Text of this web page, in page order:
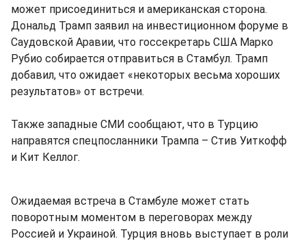
может присоединиться и американская сторона.
Дональд Трамп заявил на инвестиционном форуме в
Саудовской Аравии, что госсекретарь США Марко
Рубио собирается отправиться в Стамбул. Трамп
добавил, что ожидает «некоторых весьма хороших
результатов» от встречи.
Также западные СМИ сообщают, что в Турцию
направятся спецпосланники Трампа – Стив Уиткофф
и Кит Келлог.
Ожидаемая встреча в Стамбуле может стать
поворотным моментом в переговорах между
Россией и Украиной. Турция вновь выступает в роли